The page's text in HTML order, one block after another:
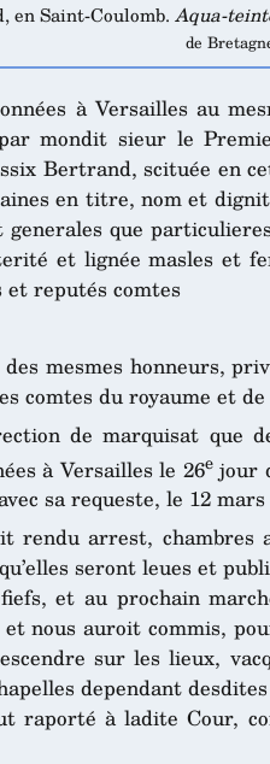
en Saint-Coulomb. Aqua-
de
à Versailles au
mondit sieur le
Bertrand, scituée en
en titre, nom et
que
et lignée masles et
et reputés comtes
mesmes honneurs,
comtes du royaume et
de marquisat que
à Versailles le 26ejour
sa requeste, le 12
arrest, chambres
seront leues et
et au prochain
nous auroit commis,
sur les lieux,
dependant
raporté à ladite Cour,